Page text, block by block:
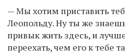
— Мы хотим приставить
Леопольду. Ну ты же
привык жить здесь, и
переехать, чем его к тебе